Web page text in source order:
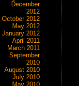
December
2012
October 2012
May 2012
January 2012
April 2011
March 2011
September
2010
August 2010
July 2010
May 2010